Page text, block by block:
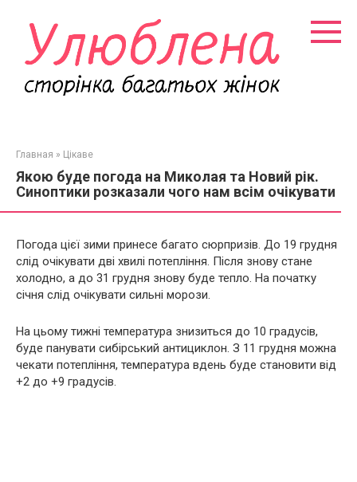
контенту
Главная » Цікаве
Якою буде погода на Миколая та Новий рік.
Синоптики розказали чого нам всім очікувати
Погода цієї зими принесе багато сюрпризів. До 19 грудня
слід очікувати дві хвилі потепління. Після знову стане
холодно, а до 31 грудня знову буде тепло. На початку
січня слід очікувати сильні морози.
На цьому тижні температура знизиться до 10 градусів,
буде панувати сибірський антициклон. З 11 грудня можна
чекати потепління, температура вдень буде становити від
+2 до +9 градусів.